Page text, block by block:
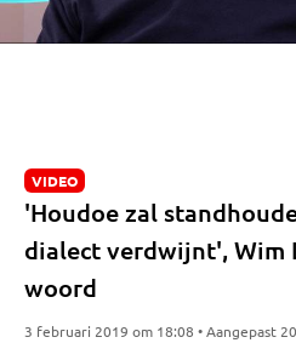
VIDEO
'Houdoe zal
dialect verdwijnt', Wim
woord
3 februari 2019 om 18:08 • Aangepast